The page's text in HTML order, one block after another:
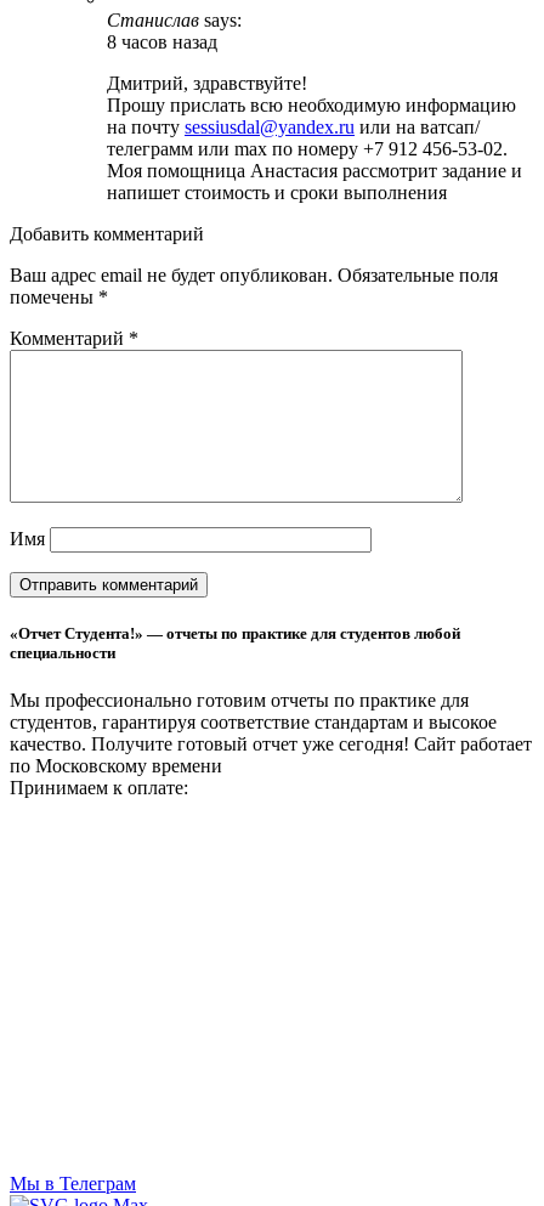
Станислав says:
8 часов назад
Дмитрий, здравствуйте!
Прошу прислать всю необходимую информацию
на почту sessiusdal@yandex.ru или на ватсап/
телеграмм или max по номеру +7 912 456-53-02.
Моя помощница Анастасия рассмотрит задание и
напишет стоимость и сроки выполнения
Добавить комментарий
Ваш адрес email не будет опубликован. Обязательные поля
помечены *
Комментарий *
Имя
«Отчет Студента!» — отчеты по практике для студентов любой
специальности
Мы профессионально готовим отчеты по практике для
студентов, гарантируя соответствие стандартам и высокое
качество. Получите готовый отчет уже сегодня! Сайт работает
по Московскому времени
Принимаем к оплате:
Мы в Телеграм